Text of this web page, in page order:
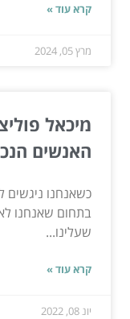
קרא עוד »
מרץ 05, 2024
מיכאל
האנשים
כשאנחנו ניגשים
בתחום שאנחנו
שעלינו...
קרא עוד »
יונ 08, 2022